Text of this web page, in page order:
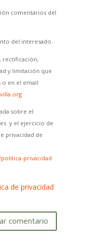
comentarios del
del interesado.
rectificación,
y limitación que
en el email:
sobre el
y el ejercicio de
privacidad de
privacidad
de privacidad
comentario